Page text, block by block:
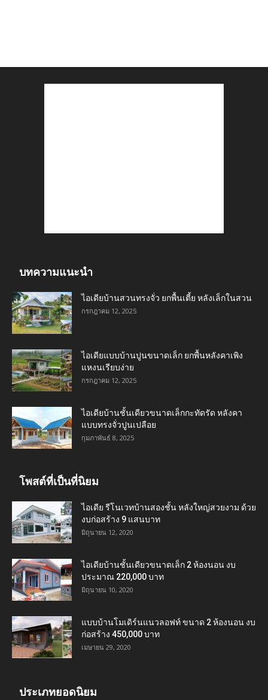
บทความแนะนำ
ไอเดียบ้านสวนทรงจั่ว ยกพื้นเตี้ย หลังเล็กในสวน
กรกฎาคม 12, 2025
ไอเดียแบบบ้านปูนขนาดเล็ก ยกพื้นหลังคาเพิง
แหงนเรียบง่าย
กรกฎาคม 12, 2025
ไอเดียบ้านชั้นเดียวขนาดเล็กกะทัดรัด หลังคา
แบบทรงจั่วปูนเปลือย
กุมภาพันธ์ 8, 2025
โพสต์ที่เป็นที่นิยม
ไอเดีย รีโนเวทบ้านสองชั้น หลังใหญ่สวยงาม ด้วย
งบก่อสร้าง 9 แสนบาท
มิถุนายน 12, 2020
ไอเดียบ้านชั้นเดียวขนาดเล็ก 2 ห้องนอน งบ
ประมาณ 220,000 บาท
มิถุนายน 10, 2020
แบบบ้านโมเดิร์นแนวลอฟท์ ขนาด 2 ห้องนอน งบ
ก่อสร้าง 450,000 บาท
เมษายน 29, 2020
ประเภทยอดนิยม